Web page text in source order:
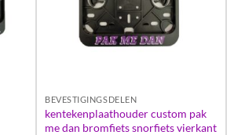
BEVESTIGINGSDELEN
kentekenplaathouder custom pak
me dan bromfiets snorfiets vierkant